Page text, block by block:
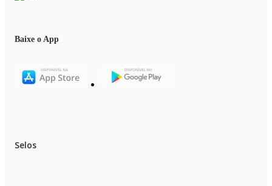
Baixe o App
Selos